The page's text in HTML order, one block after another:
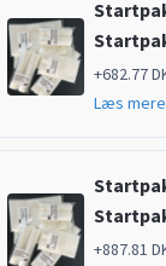
+682.77
Læs mere
+887.81